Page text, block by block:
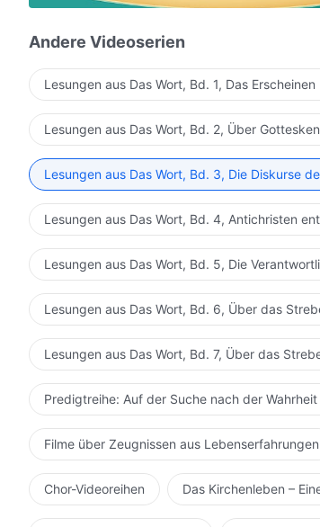
Andere Videoserien
Lesungen aus Das Wort, Bd. 1, Das
Lesungen aus Das Wort, Bd. 2, Über
Lesungen aus Das Wort, Bd. 3, Die Diskurse
Lesungen aus Das Wort, Bd. 4, Antichristen
Lesungen aus Das Wort, Bd. 5, Die
Lesungen aus Das Wort, Bd. 6, Über das
Lesungen aus Das Wort, Bd. 7, Über das
Predigtreihe: Auf der Suche nach der Wahrheit
Filme über Zeugnissen aus Lebenserfahrungen
Chor-Videoreihen Das Kirchenleben –